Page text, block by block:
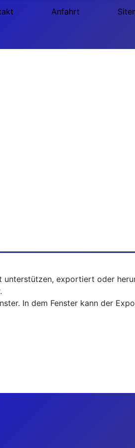
Anfahrt
unterstützen, exportiert oder
In dem Fenster kann der